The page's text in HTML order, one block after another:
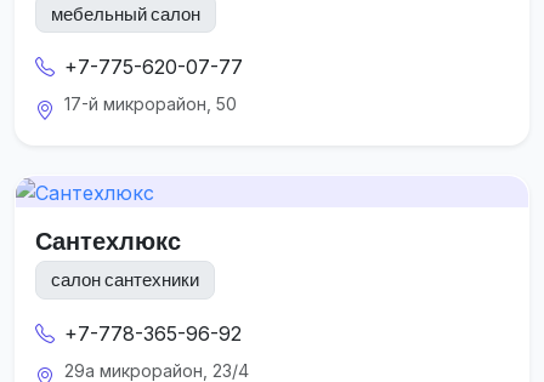
мебельный салон
+7-775-620-07-77
17-й микрорайон, 50
Сантехлюкс
салон сантехники
+7-778-365-96-92
29а микрорайон, 23/4